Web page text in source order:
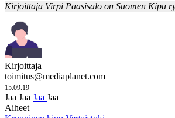
Kirjoittaja Virpi Paasisalo on Suomen Kipu
Kirjoittaja
toimitus@mediaplanet.com
15.09.19
Jaa Jaa Jaa Jaa
Aiheet